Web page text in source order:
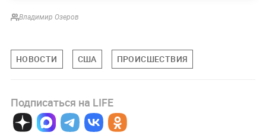
Владимир Озеров
НОВОСТИ США ПРОИСШЕСТВИЯ
Подписаться на LIFE